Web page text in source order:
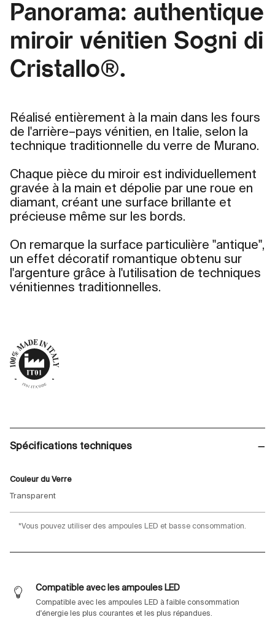
Panorama: authentique
miroir vénitien Sogni di
Cristallo®.
Réalisé entièrement à la main dans les fours
de l'arrière–pays vénitien, en Italie, selon la
technique traditionnelle du verre de Murano.
Chaque pièce du miroir est individuellement
gravée à la main et dépolie par une roue en
diamant, créant une surface brillante et
précieuse même sur les bords.
On remarque la surface particulière "antique",
un effet décoratif romantique obtenu sur
l'argenture grâce à l'utilisation de techniques
vénitiennes traditionnelles.
Spécifications techniques
Couleur du Verre
Transparent
*Vous pouvez utiliser des ampoules LED et basse consommation.
Compatible avec les ampoules LED
Compatible avec les ampoules LED à faible consommation
d'énergie les plus courantes et les plus répandues.